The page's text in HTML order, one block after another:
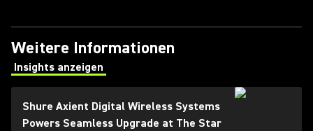
Weitere Informationen
Insights anzeigen
(Opens in a new tab)
Shure Axient Digital Wireless Systems
Powers Seamless Upgrade at The Star